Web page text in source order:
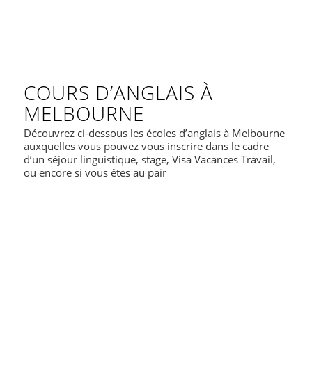
COURS D’ANGLAIS À
MELBOURNE
Découvrez ci-dessous les écoles d’anglais à Melbourne
auxquelles vous pouvez vous inscrire dans le cadre
d’un séjour linguistique, stage, Visa Vacances Travail,
ou encore si vous êtes au pair